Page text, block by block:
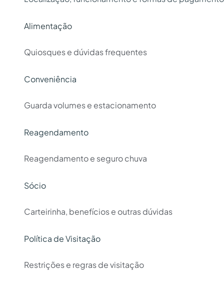
Alimentação
Quiosques e dúvidas frequentes
Conveniência
Guarda volumes e estacionamento
Reagendamento
Reagendamento e seguro chuva
Sócio
Carteirinha, benefícios e outras dúvidas
Política de Visitação
Restrições e regras de visitação